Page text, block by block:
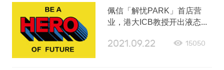
佩信「解忧PARK」首店营
业，港大ICB教授开出液态...
2021.09.22 15050